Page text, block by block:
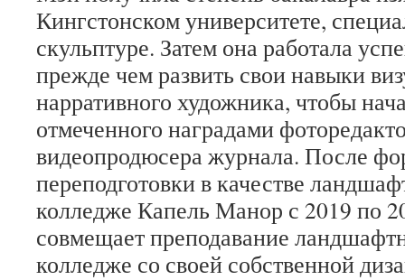
Кингстонском университете,
скульптуре. Затем она работала
прежде чем развить свои навыки
нарративного художника, чтобы
отмеченного наградами
видеопродюсера журнала. После
переподготовки в качестве
колледже Капель Манор с 2019 по
совмещает преподавание
колледже со своей собственной